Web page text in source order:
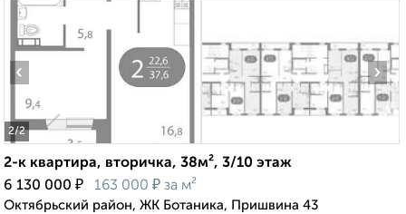
2/2
‹ ›
2-к квартира, вторичка, 38м², 3/10 этаж
6 130 000 ₽ 163 000 ₽ за м²
Октябрьский район, ЖК Ботаника, Пришвина 43